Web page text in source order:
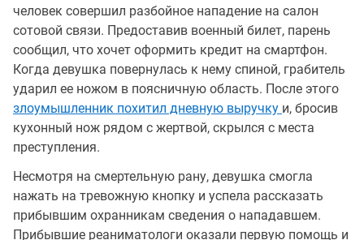
человек совершил разбойное нападение на салон
сотовой связи. Предоставив военный билет, парень
сообщил, что хочет оформить кредит на смартфон.
Когда девушка повернулась к нему спиной, грабитель
ударил ее ножом в поясничную область. После этого
злоумышленник похитил дневную выручку и, бросив
кухонный нож рядом с жертвой, скрылся с места
преступления.
Несмотря на смертельную рану, девушка смогла
нажать на тревожную кнопку и успела рассказать
прибывшим охранникам сведения о нападавшем.
Прибывшие реаниматологи оказали первую помощь и